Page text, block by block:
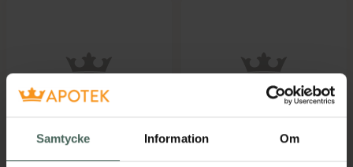
Samtycke Information Om
5 av 5 i omdöme
Q for Skin Cleansing
5 av 5 i omdöme
Q for Skin Q